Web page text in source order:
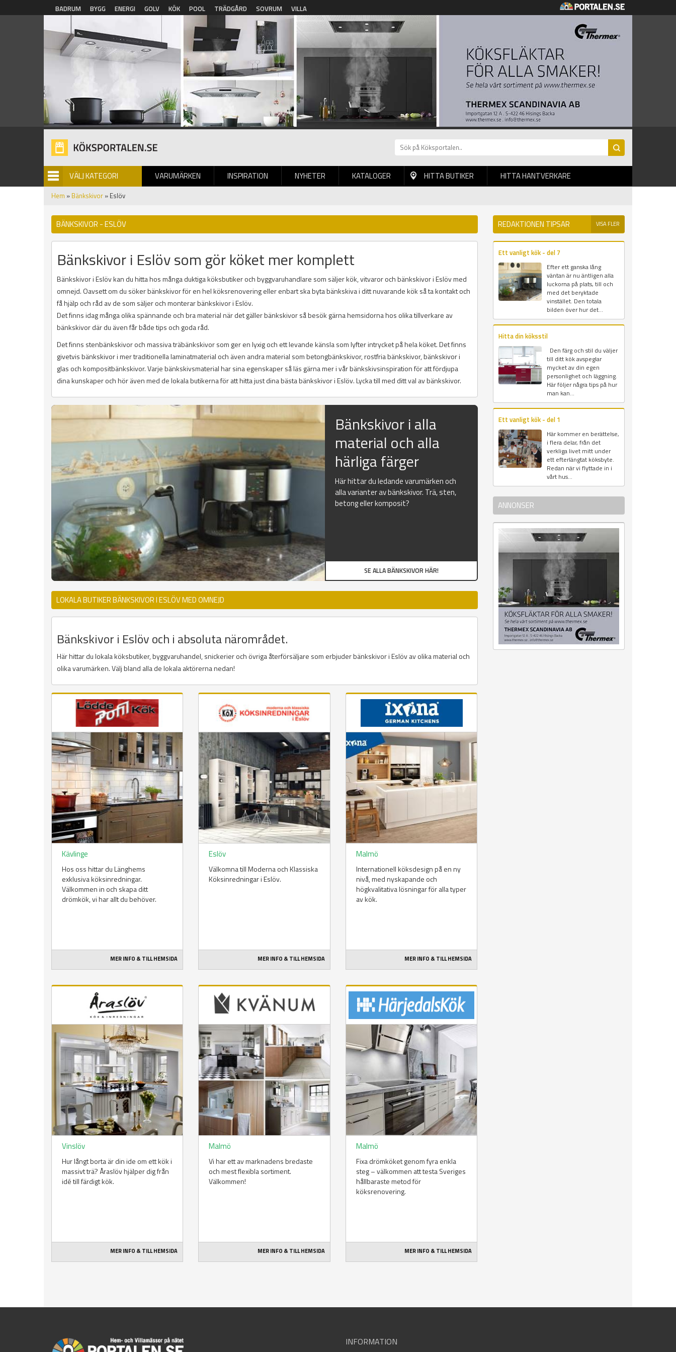
Hoppa till huvudinnehåll
BADRUM BYGG ENERGI GOLV KÖK POOL TRÄDGÅRD SOVRUM VILLA
VÄLJ KATEGORI VARUMÄRKEN INSPIRATION NYHETER
BILDGALLERI KATALOGER HITTA BUTIKER HITTA HANTVERKARE
Hem » Bänkskivor » Eslöv
BÄNKSKIVOR - ESLÖV
Bänkskivor i Eslöv som gör köket mer komplett
Bänkskivor i Eslöv kan du hitta hos många duktiga köksbutiker och byggvaruhandlare som säljer kök, vitvaror och bänkskivor i Eslöv med
omnejd. Oavsett om du söker bänkskivor för en hel köksrenovering eller enbart ska byta bänkskiva i ditt nuvarande kök så ta kontakt och
få hjälp och råd av de som säljer och monterar bänkskivor i Eslöv.
Det finns idag många olika spännande och bra material när det gäller bänkskivor så besök gärna hemsidorna hos olika tillverkare av
bänkskivor där du även får både tips och goda råd.
Det finns stenbänkskivor och massiva träbänkskivor som ger en lyxig och ett levande känsla som lyfter intrycket på hela köket. Det finns
givetvis bänkskivor i mer traditionella laminatmaterial och även andra material som betongbänkskivor, rostfria bänkskivor, bänkskivor i
glas och kompositbänkskivor. Varje bänkskivsmaterial har sina egenskaper så läs gärna mer i vår bänkskivsinspiration för att fördjupa
dina kunskaper och hör även med de lokala butikerna för att hitta just dina bästa bänkskivor i Eslöv. Lycka till med ditt val av bänkskivor.
Bänkskivor i alla
material och alla
härliga färger
Här hittar du ledande varumärken och
alla varianter av bänkskivor. Trä, sten,
betong eller komposit?
SE ALLA BÄNKSKIVOR HÄR!
LOKALA BUTIKER BÄNKSKIVOR I ESLÖV MED OMNEJD
Bänkskivor i Eslöv och i absoluta närområdet.
Här hittar du lokala köksbutiker, byggvaruhandel, snickerier och övriga återförsäljare som erbjuder bänkskivor i Eslöv av olika material och
olika varumärken. Välj bland alla de lokala aktörerna nedan!
Kävlinge
Hos oss hittar du Länghems
exklusiva köksinredningar.
Välkommen in och skapa ditt
drömkök, vi har allt du behöver.
MER INFO & TILL HEMSIDA
Eslöv
Välkomna till Moderna och Klassiska
Köksinredningar i Eslöv.
MER INFO & TILL HEMSIDA
Malmö
Internationell köksdesign på en ny
nivå, med nyskapande och
högkvalitativa lösningar för alla typer
av kök.
MER INFO & TILL HEMSIDA
Vinslöv
Hur långt borta är din ide om ett kök i
massivt trä? Åraslöv hjälper dig från
idé till färdigt kök.
MER INFO & TILL HEMSIDA
Malmö
Vi har ett av marknadens bredaste
och mest flexibla sortiment.
Välkommen!
MER INFO & TILL HEMSIDA
Malmö
Fixa drömköket genom fyra enkla
steg – välkommen att testa Sveriges
hållbaraste metod för
köksrenovering.
MER INFO & TILL HEMSIDA
REDAKTIONEN TIPSAR VISA FLER
Ett vanligt kök - del 7
Efter ett ganska lång
väntan är nu äntligen alla
luckorna på plats, till och
med det beryktade
vinstället. Den totala
bilden över hur det...
Hitta din köksstil
Den färg och stil du väljer
till ditt kök avspeglar
mycket av din egen
personlighet och läggning.
Här följer några tips på hur
man kan...
Ett vanligt kök - del 1
Här kommer en berättelse,
i flera delar, från det
verkliga livet mitt under
ett efterlängtat köksbyte.
Redan när vi flyttade in i
vårt hus...
ANNONSER
INFORMATION